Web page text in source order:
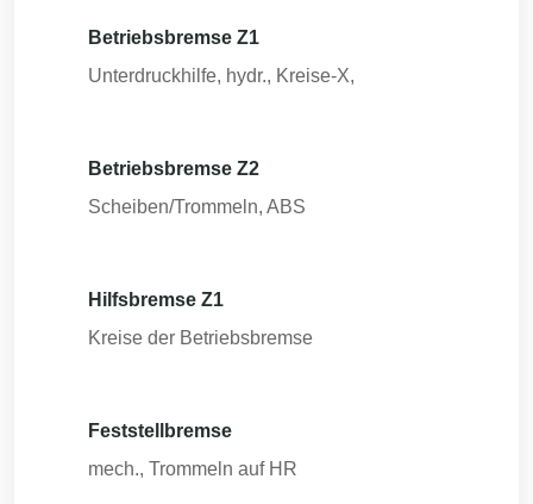
Betriebsbremse Z1
Unterdruckhilfe, hydr., Kreise-X,
Betriebsbremse Z2
Scheiben/Trommeln, ABS
Hilfsbremse Z1
Kreise der Betriebsbremse
Feststellbremse
mech., Trommeln auf HR